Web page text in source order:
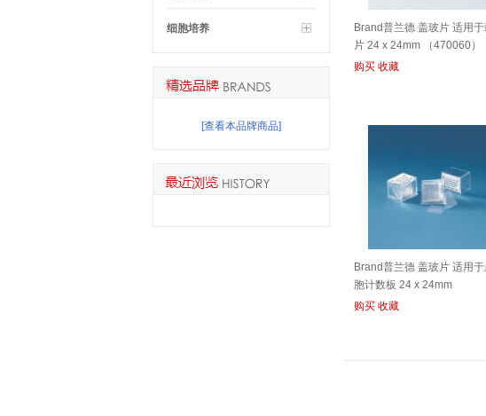
Brand普兰德 盖玻片 适用于
片 24 x 24mm （470060）
购买 收藏
Brand普兰德 盖玻片 适用于
胞计数板 24 x 24mm
（723014）
购买 收藏
细胞培养
[查看本品牌商品]